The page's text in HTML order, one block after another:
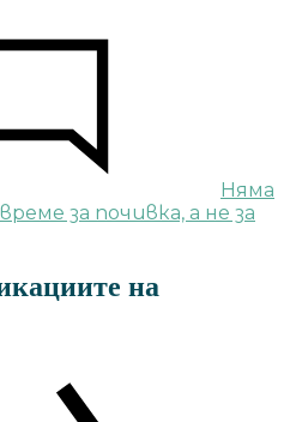
Няма
за почивка, а не за
на